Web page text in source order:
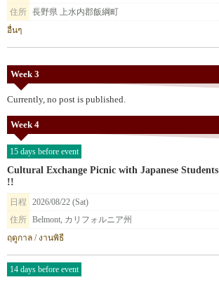
住所 長野県 上水内郡飯綱町
อื่นๆ
Week 3
Currently, no post is published.
Week 4
15 days before event
Cultural Exchange Picnic with Japanese Students
!!
日程
2026/08/22 (Sat)
住所 Belmont, カリフォルニア州
ฤดูกาล / งานพิธี
14 days before event